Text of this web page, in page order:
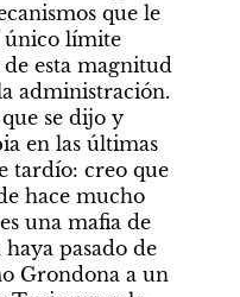
que le
único límite
de esta magnitud
administración.
se dijo y
en las últimas
tardío: creo que
hace mucho
una mafia de
pasado de
Grondona a un